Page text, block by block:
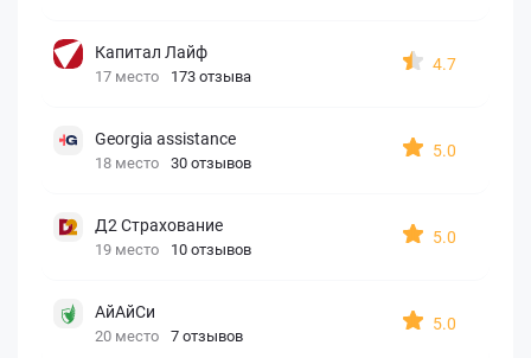
Капитал Лайф
17 место 173 отзыва
4.7
Georgia assistance
18 место 30 отзывов
5.0
Д2 Страхование
19 место 10 отзывов
5.0
АйАйСи
20 место 7 отзывов
5.0